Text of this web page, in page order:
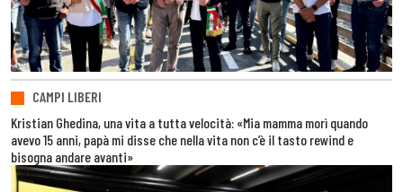
CAMPI LIBERI
Kristian Ghedina, una vita a tutta velocità: «Mia mamma morì quando
avevo 15 anni, papà mi disse che nella vita non c’è il tasto rewind e
bisogna andare avanti»